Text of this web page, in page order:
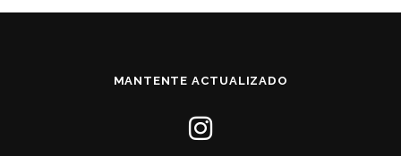
MANTENTE ACTUALIZADO